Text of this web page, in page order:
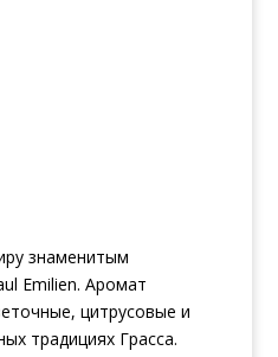
знаменитым
Emilien. Аромат
цитрусовые и
традициях Грасса.